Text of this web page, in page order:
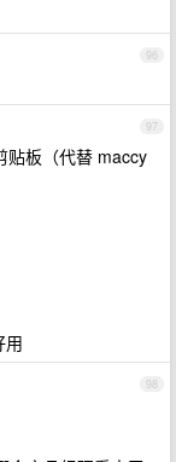
96
97
贴板（代替 maccy
用
98